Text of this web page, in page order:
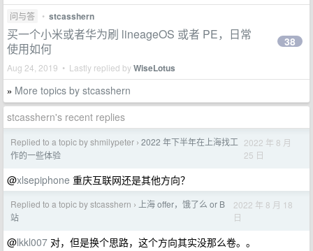
问与答 • stcasshern
买一个小米或者华为刷 lineageOS 或者 PE，日常
使用如何
Aug 24, 2019 • Lastly replied byWiseLotus
38
» More topics by stcasshern
stcasshern's recent replies
Replied to a topic by shmilypeter › 2022 年下半年在上海找工
作的一些体验
2022 年 8 月
25 日
@xlsepiphone 重庆互联网还是其他方向？
Replied to a topic by stcasshern ›
上海 offer，饿了么 or B
站
2022 年 8 月 18
日
@lkkl007 对，但是换个思路，这个方向其实没那么卷。。